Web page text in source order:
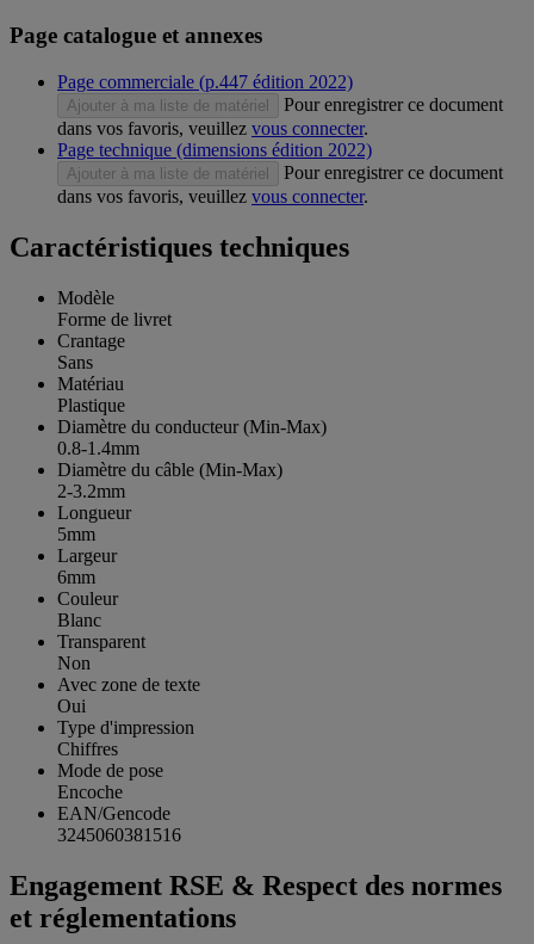
Page catalogue et annexes
Page commerciale (p.447 édition 2022)
Ajouter à ma liste de matériel
Pour enregistrer ce document
dans vos favoris, veuillez vous connecter.
Page technique (dimensions édition 2022)
Ajouter à ma liste de matériel
Pour enregistrer ce document
dans vos favoris, veuillez vous connecter.
Caractéristiques techniques
Modèle
Forme de livret
Crantage
Sans
Matériau
Plastique
Diamètre du conducteur (Min-Max)
0.8-1.4mm
Diamètre du câble (Min-Max)
2-3.2mm
Longueur
5mm
Largeur
6mm
Couleur
Blanc
Transparent
Non
Avec zone de texte
Oui
Type d'impression
Chiffres
Mode de pose
Encoche
EAN/Gencode
3245060381516
Engagement RSE & Respect des normes
et réglementations